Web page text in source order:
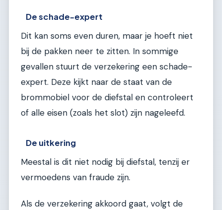
De schade-expert
Dit kan soms even duren, maar je hoeft niet
bij de pakken neer te zitten. In sommige
gevallen stuurt de verzekering een schade-
expert. Deze kijkt naar de staat van de
brommobiel voor de diefstal en controleert
of alle eisen (zoals het slot) zijn nageleefd.
De uitkering
Meestal is dit niet nodig bij diefstal, tenzij er
vermoedens van fraude zijn.
Als de verzekering akkoord gaat, volgt de